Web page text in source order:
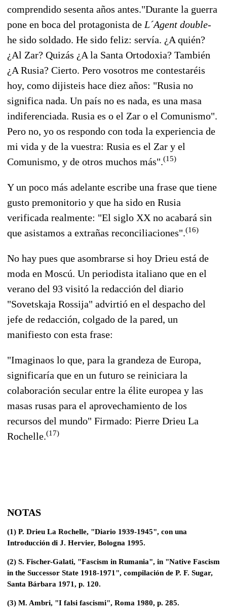
comprendido sesenta años antes."Durante la guerra
pone en boca del protagonista de L´Agent double-
he sido soldado. He sido feliz: servía. ¿A quién?
¿Al Zar? Quizás ¿A la Santa Ortodoxia? También
¿A Rusia? Cierto. Pero vosotros me contestaréis
hoy, como dijisteis hace diez años: "Rusia no
significa nada. Un país no es nada, es una masa
indiferenciada. Rusia es o el Zar o el Comunismo".
Pero no, yo os respondo con toda la experiencia de
mi vida y de la vuestra: Rusia es el Zar y el
Comunismo, y de otros muchos más".(15)
Y un poco más adelante escribe una frase que tiene
gusto premonitorio y que ha sido en Rusia
verificada realmente: "El siglo XX no acabará sin
que asistamos a extrañas reconciliaciones".(16)
No hay pues que asombrarse si hoy Drieu está de
moda en Moscú. Un periodista italiano que en el
verano del 93 visitó la redacción del diario
"Sovetskaja Rossija" advirtió en el despacho del
jefe de redacción, colgado de la pared, un
manifiesto con esta frase:
"Imaginaos lo que, para la grandeza de Europa,
significaría que en un futuro se reiniciara la
colaboración secular entre la élite europea y las
masas rusas para el aprovechamiento de los
recursos del mundo" Firmado: Pierre Drieu La
Rochelle.(17)
NOTAS
(1) P. Drieu La Rochelle, "Diario 1939-1945", con una
Introducción di J. Hervier, Bologna 1995.
(2) S. Fischer-Galati, "Fascism in Rumania", in "Native Fascism
in the Successor State 1918-1971", compilación de P. F. Sugar,
Santa Bárbara 1971, p. 120.
(3) M. Ambri, "I falsi fascismi", Roma 1980, p. 285.